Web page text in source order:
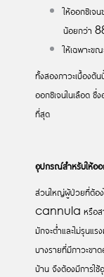
ให้ออกซิเ
น้อยกว่า
ให้เฉพาะ
ทั้งสองภาวะเบื้องต้
ออกซิเจนในเลือด ซึ่
ที่สุด
อุปกรณ์สำหรับให้ออ
ส่วนใหญ่ผู้ป่วยที่ต้อ
cannula หรือสาย
มักจะต่ำและไม่รุนแ
บางรายที่มีภาวะขา
บ้าน จึงต้องมีการใ